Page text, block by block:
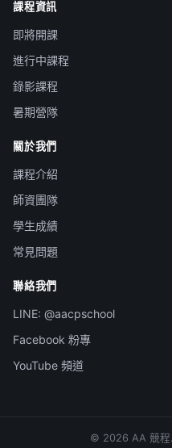
課程資訊
即將開課
進行中課程
錄影課程
暑期營隊
關於我們
課程介紹
師資團隊
學生成績
常見問題
聯絡我們
LINE: @aacpschool
Facebook 粉專
YouTube 頻道
© 2026 AA 競